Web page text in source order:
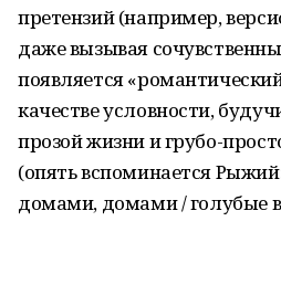
претензий (например,
даже вызывая
появляется
качестве условности,
прозой жизни и грубо-
(опять вспоминается
домами, домами / голубые